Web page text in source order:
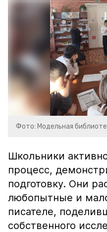
Фото: Модельная
Школьники
процесс,
подготовку. Они
любопытные и
писателе,
собственного